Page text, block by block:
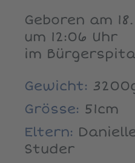
Geboren am
um 12:06 Uhr
im
Gewicht:
Grösse: 51cm
Eltern:
Studer